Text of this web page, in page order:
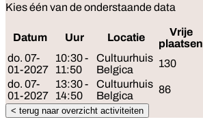
Kies één van de onderstaande data
Datum Uur Locatie
Vrije
plaatsen
do. 07-
01-2027
10:30 -
11:50
Cultuurhuis
Belgica
130
do. 07-
01-2027
13:30 -
14:50
Cultuurhuis
Belgica
86
< terug naar overzicht activiteiten